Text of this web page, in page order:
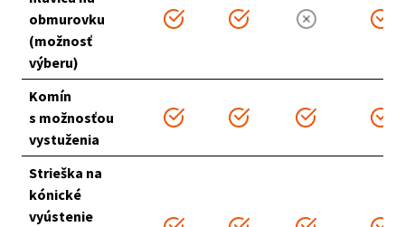
obmurovku
(možnosť
výberu)
Komín
s možnosťou
vystuženia
Strieška na
kónické
vyústenie